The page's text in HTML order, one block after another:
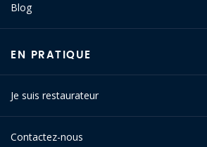
Blog
EN PRATIQUE
Je suis restaurateur
Contactez-nous